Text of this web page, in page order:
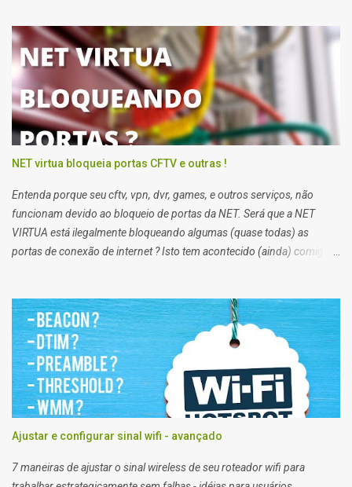
usar o pendrive de instalação do sistema ou o reparo de inicialização
do Windows 10.
NET virtua bloqueia portas CFTV e outras !
Entenda porque seu cftv, vpn, dvr, games, e outros serviços, não
funcionam devido ao bloqueio de portas da NET. Será que a NET
VIRTUA está ilegalmente bloqueando algumas (quase todas) as
portas de conexão de internet ? Isto tem acontecido (ainda) comigo
servidores via SSH (que pessoalmente odeio), e noto que em alguns
clientes eu consigo, e em outros não. Segundo a net, no plano
residencial as portas 21 e 22, 25, 53, 80, 110, 135, 136 a 139, 443,
445, 587, e 434, são bloqueadas para usuários de planos domésticos,
de outra forma eu teria que trocar meu plano para empresarial.
Ajustar e configurar sinal wifi - avançado
7 maneiras de ajustar o sinal wireless de seu roteador wifi para